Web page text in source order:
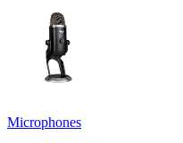
Microphones